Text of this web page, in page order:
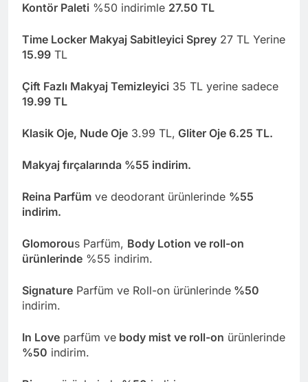
Kontör Paleti %50 indirimle 27.50 TL
Time Locker Makyaj Sabitleyici Sprey 27 TL Yerine
15.99 TL
Çift Fazlı Makyaj Temizleyici 35 TL yerine sadece
19.99 TL
Klasik Oje, Nude Oje 3.99 TL, Gliter Oje 6.25 TL.
Makyaj fırçalarında %55 indirim.
Reina Parfüm ve deodorant ürünlerinde %55
indirim.
Glomorous Parfüm, Body Lotion ve roll-on
ürünlerinde %55 indirim.
Signature Parfüm ve Roll-on ürünlerinde %50
indirim.
In Love parfüm ve body mist ve roll-on ürünlerinde
%50 indirim.